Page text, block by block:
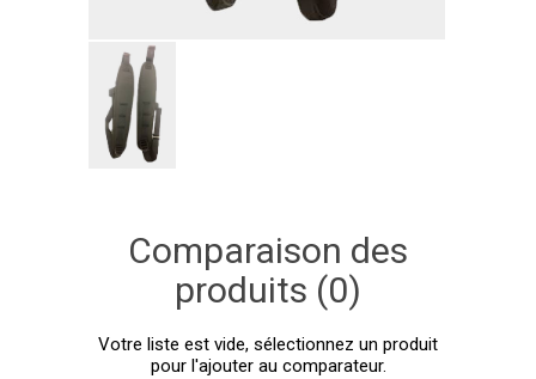
Comparaison des
produits (0)
Votre liste est vide, sélectionnez un produit
pour l'ajouter au comparateur.